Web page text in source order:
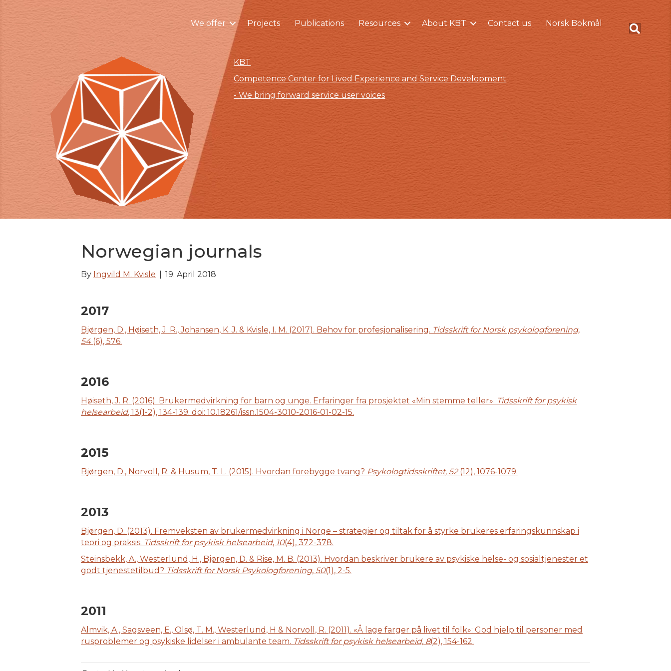
We offer Projects Publications Resources About KBT Contact us Norsk Bokmål
KBT
Competence Center for Lived Experience and Service Development
- We bring forward service user voices
Norwegian journals
By Ingvild M. Kvisle 19. April 2018
2017
Bjørgen, D., Høiseth, J. R., Johansen, K. J. & Kvisle, I. M. (2017). Behov for profesjonalisering. Tidsskrift for Norsk psykologforening,
54(6), 576.
2016
Høiseth, J. R. (2016). Brukermedvirkning for barn og unge. Erfaringer fra prosjektet «Min stemme teller». Tidsskrift for psykisk
helsearbeid, 13(1-2), 134-139. doi: 10.18261/issn.1504-3010-2016-01-02-15.
2015
Bjørgen, D., Norvoll, R. & Husum, T. L. (2015). Hvordan forebygge tvang? Psykologtidsskriftet, 52(12), 1076-1079.
2013
Bjørgen, D. (2013). Fremveksten av brukermedvirkning i Norge – strategier og tiltak for å styrke brukeres erfaringskunnskap i
teori og praksis. Tidsskrift for psykisk helsearbeid, 10(4), 372-378.
Steinsbekk, A., Westerlund, H., Bjørgen, D. & Rise, M. B. (2013). Hvordan beskriver brukere av psykiske helse- og sosialtjenester et
godt tjenestetilbud? Tidsskrift for Norsk Psykologforening, 50(1), 2-5.
2011
Almvik, A., Sagsveen, E., Olsø, T. M., Westerlund, H & Norvoll, R. (2011). «Å lage farger på livet til folk»: God hjelp til personer med
rusproblemer og psykiske lidelser i ambulante team. Tidsskrift for psykisk helsearbeid, 8(2), 154-162.